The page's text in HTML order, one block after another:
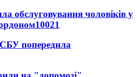
обслуговування чоловіків у
10021
попередила